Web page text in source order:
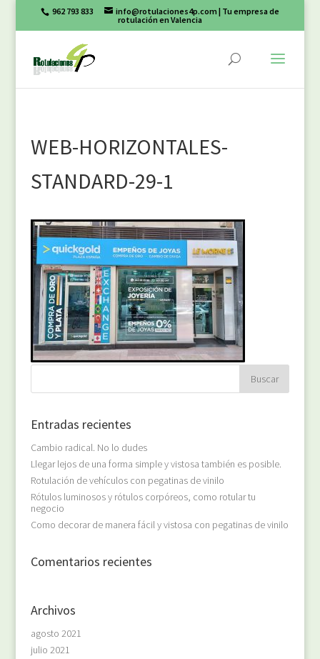
962 793 833 info@rotulaciones4p.com | Tu empresa de
rotulación en Valencia
WEB-HORIZONTALES-
STANDARD-29-1
Entradas recientes
Cambio radical. No lo dudes
Llegar lejos de una forma simple y vistosa también es posible.
Rotulación de vehículos con pegatinas de vinilo
Rótulos luminosos y rótulos corpóreos, como rotular tu
negocio
Como decorar de manera fácil y vistosa con pegatinas de vinilo
Comentarios recientes
Archivos
agosto 2021
julio 2021